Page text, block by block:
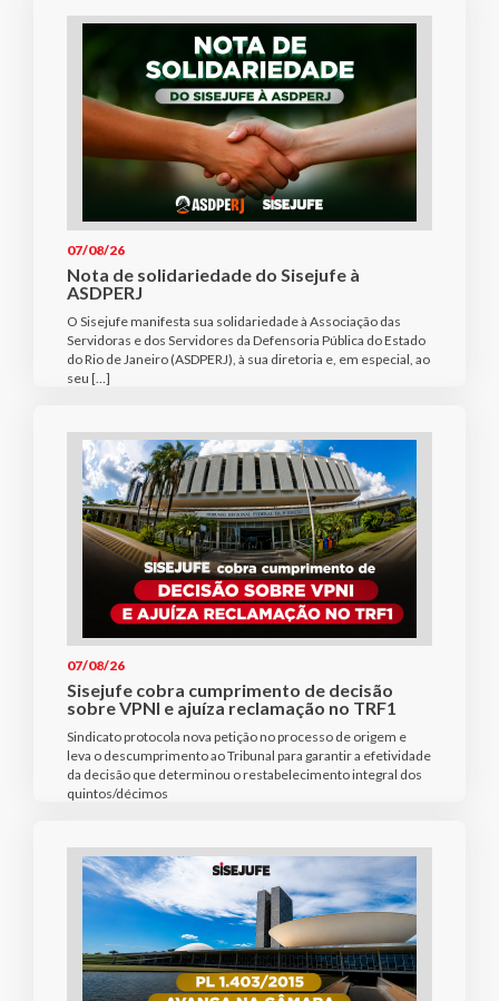
07/08/26
Nota de solidariedade do Sisejufe à
ASDPERJ
O Sisejufe manifesta sua solidariedade à Associação das
Servidoras e dos Servidores da Defensoria Pública do Estado
do Rio de Janeiro (ASDPERJ), à sua diretoria e, em especial, ao
seu […]
07/08/26
Sisejufe cobra cumprimento de decisão
sobre VPNI e ajuíza reclamação no TRF1
Sindicato protocola nova petição no processo de origem e
leva o descumprimento ao Tribunal para garantir a efetividade
da decisão que determinou o restabelecimento integral dos
quintos/décimos